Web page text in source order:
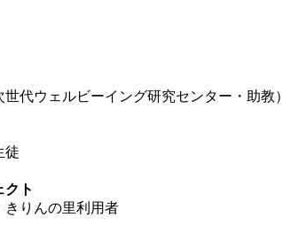
代ウェルビーイング研究センター・助教）
徒
クト
きりんの里利用者